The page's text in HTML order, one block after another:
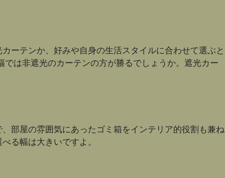
ーテンか、好みや自身の生活スタイルに合わせて選ぶと
は非遮光のカーテンの方が勝るでしょうか。遮光カー
部屋の雰囲気にあったゴミ箱をインテリア的役割も兼ね
る幅は大きいですよ。